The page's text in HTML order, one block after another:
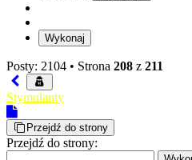
Posty: 2104 • Strona 208 z 211
Stymulanty
Przejdź do strony
Przejdź do strony: